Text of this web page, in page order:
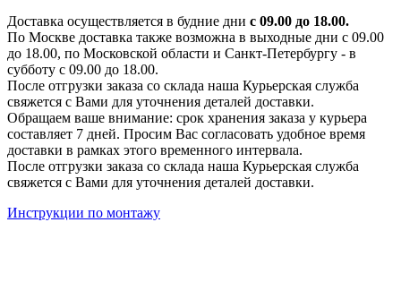
Доставка осуществляется в будние дни с 09.00 до 18.00.
По Москве доставка также возможна в выходные дни с 09.00
до 18.00, по Московской области и Санкт-Петербургу - в
субботу с 09.00 до 18.00.
После отгрузки заказа со склада наша Курьерская служба
свяжется с Вами для уточнения деталей доставки.
Обращаем ваше внимание: срок хранения заказа у курьера
составляет 7 дней. Просим Вас согласовать удобное время
доставки в рамках этого временного интервала.
После отгрузки заказа со склада наша Курьерская служба
свяжется с Вами для уточнения деталей доставки.
Инструкции по монтажу